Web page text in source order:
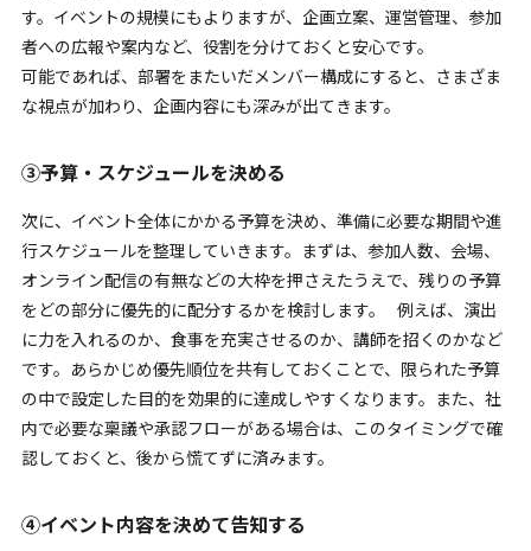
す。イベントの規模にもよりますが、企画立案、運営管理、参加
者への広報や案内など、役割を分けておくと安心です。
可能であれば、部署をまたいだメンバー構成にすると、さまざま
な視点が加わり、企画内容にも深みが出てきます。
③予算・スケジュールを決める
次に、イベント全体にかかる予算を決め、準備に必要な期間や進
行スケジュールを整理していきます。まずは、参加人数、会場、
オンライン配信の有無などの大枠を押さえたうえで、残りの予算
をどの部分に優先的に配分するかを検討します。
例えば、演出
に力を入れるのか、食事を充実させるのか、講師を招くのかなど
です。あらかじめ優先順位を共有しておくことで、限られた予算
の中で設定した目的を効果的に達成しやすくなります。また、社
内で必要な稟議や承認フローがある場合は、このタイミングで確
認しておくと、後から慌てずに済みます。
④イベント内容を決めて告知する